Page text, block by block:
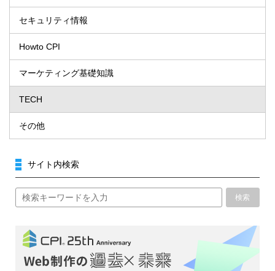
セキュリティ情報
Howto CPI
マーケティング基礎知識
TECH
その他
サイト内検索
検索